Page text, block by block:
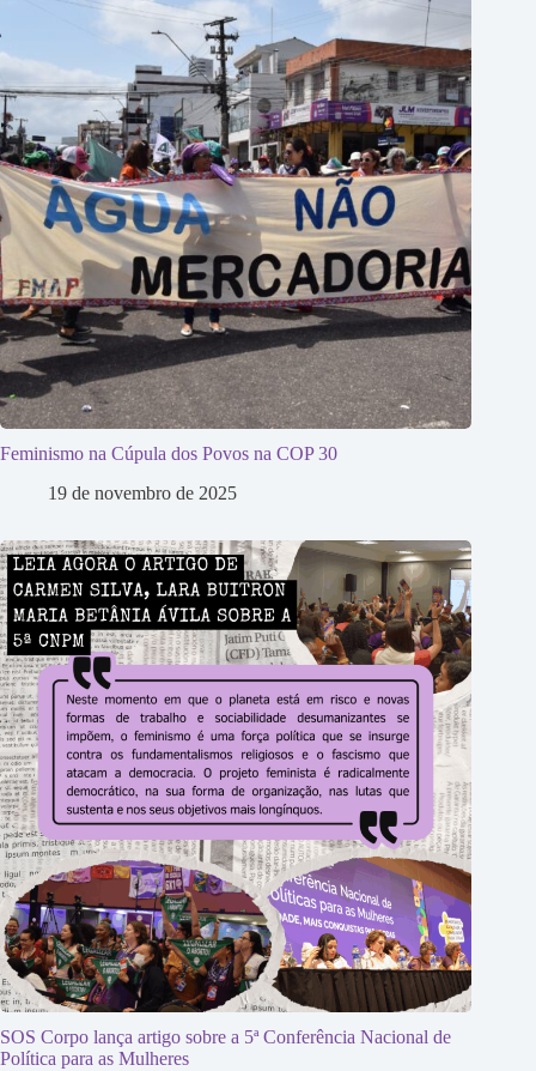
Feminismo na Cúpula dos Povos na COP 30
19 de novembro de 2025
SOS Corpo lança artigo sobre a 5ª Conferência Nacional de
Política para as Mulheres